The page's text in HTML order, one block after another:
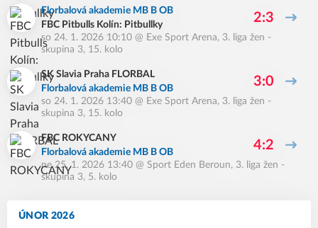
Florbalová akademie MB B OB
FBC Pitbulls Kolín: Pitbullky
2:3
so 24. 1. 2026 10:10 @ Exe Sport Arena, 3. liga žen -
skupina 3, 15. kolo
SK Slavia Praha FLORBAL
Florbalová akademie MB B OB
3:0
so 24. 1. 2026 13:40 @ Exe Sport Arena, 3. liga žen -
skupina 3, 15. kolo
FBC ROKYCANY
Florbalová akademie MB B OB
4:2
ne 25. 1. 2026 13:40 @ Sport Eden Beroun, 3. liga žen -
skupina 3, 5. kolo
ÚNOR 2026